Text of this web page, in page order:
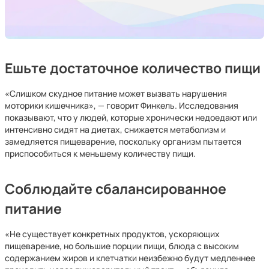
Ешьте достаточное количество пищи
«Слишком скудное питание может вызвать нарушения
моторики кишечника», — говорит Финкель. Исследования
показывают, что у людей, которые хронически недоедают или
интенсивно сидят на диетах, снижается метаболизм и
замедляется пищеварение, поскольку организм пытается
приспособиться к меньшему количеству пищи.
Соблюдайте сбалансированное
питание
«Не существует конкретных продуктов, ускоряющих
пищеварение, но большие порции пищи, блюда с высоким
содержанием жиров и клетчатки неизбежно будут медленнее